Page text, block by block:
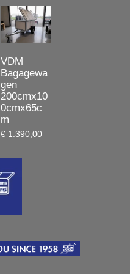
VDM
Bagagewa
gen
200cmx10
0cmx65c
m
€ 1.390,00